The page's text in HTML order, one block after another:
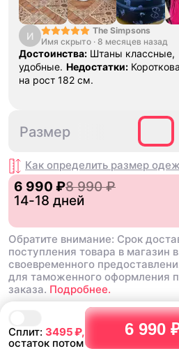
Сплит: 3495₽,
остаток потом
6 990
И
The Simpsons
Имя скрыто · 8 месяцев назад
Достоинства: Штаны классные,
удобные. Недостатки:
на рост 182 см.
Размер
Как определить размер
6 990 ₽8 990 ₽
14-18 дней
Обратите внимание: Срок
поступления товара в магазин
своевременного
для таможенного оформления
заказа. Подробнее.